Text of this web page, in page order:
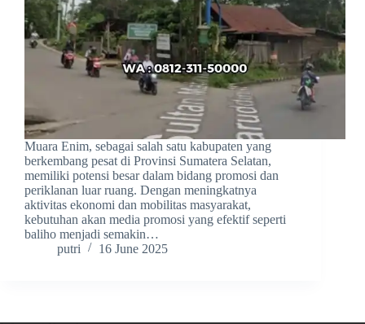
Muara Enim, sebagai salah satu kabupaten yang
berkembang pesat di Provinsi Sumatera Selatan,
memiliki potensi besar dalam bidang promosi dan
periklanan luar ruang. Dengan meningkatnya
aktivitas ekonomi dan mobilitas masyarakat,
kebutuhan akan media promosi yang efektif seperti
baliho menjadi semakin…
putri
16 June 2025